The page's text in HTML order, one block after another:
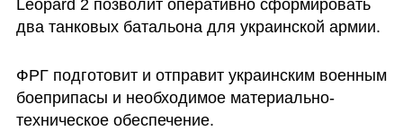
Leopard 2 позволит оперативно сформировать
два танковых батальона для украинской армии.
ФРГ подготовит и отправит украинским военным
боеприпасы и необходимое материально-
техническое обеспечение.